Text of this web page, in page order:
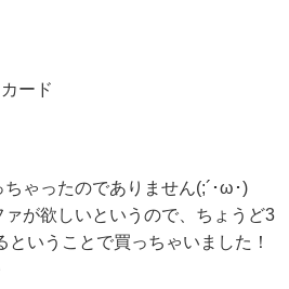
ード
ゃったのでありません(;´･ω･)
が欲しいというので、ちょうど3
ということで買っちゃいました！